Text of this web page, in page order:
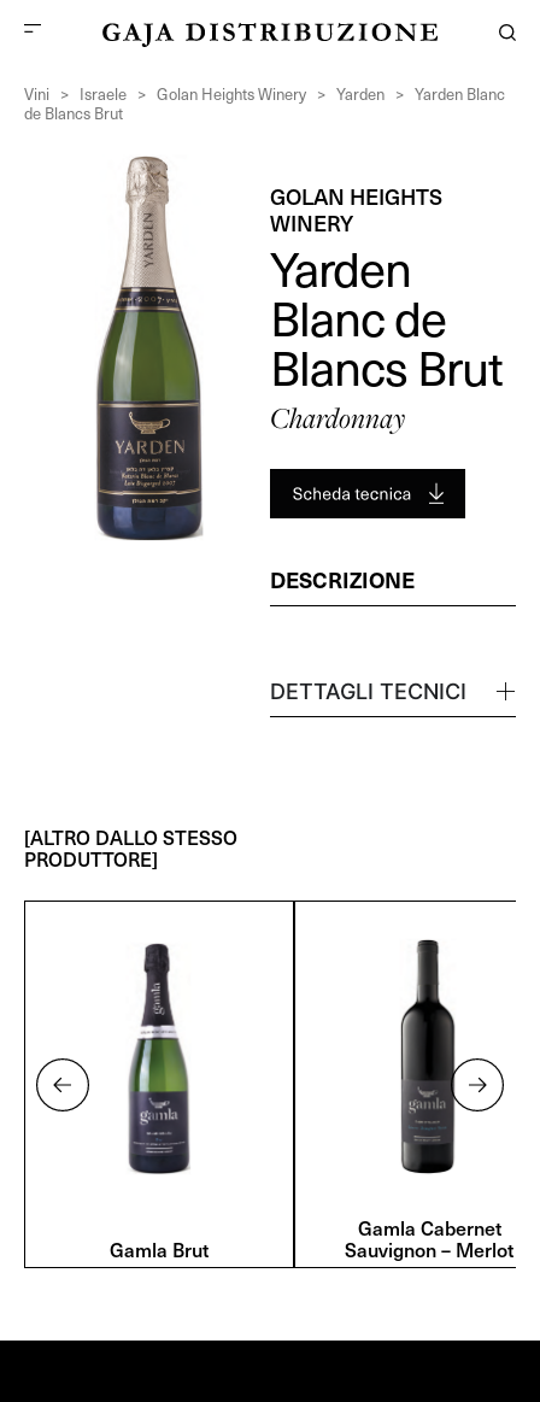
Vini > Israele > Golan Heights Winery > Yarden > Yarden Blanc
de Blancs Brut
GOLAN HEIGHTS
WINERY
Yarden
Blanc de
Blancs Brut
Chardonnay
DESCRIZIONE
DETTAGLI TECNICI
[ALTRO DALLO STESSO
PRODUTTORE]
Gamla Brut
Gamla Cabernet
Sauvignon – Merlot